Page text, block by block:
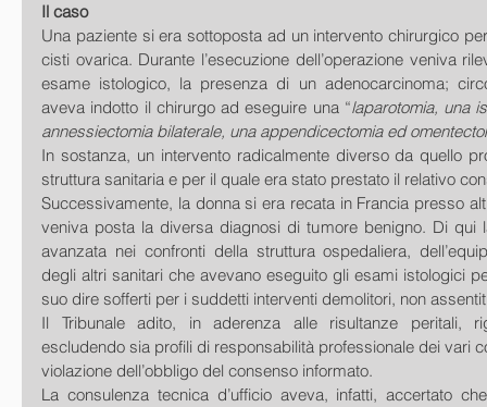
Il caso
Una paziente si era sottoposta ad un intervento chirurgico
cisti ovarica. Durante l’esecuzione dell’operazione veniva
esame istologico, la presenza di un adenocarcinoma;
aveva indotto il chirurgo ad eseguire una “laparotomia, una
annessiectomia bilaterale, una appendicectomia ed
In sostanza, un intervento radicalmente diverso da quello
struttura sanitaria e per il quale era stato prestato il relativo
Successivamente, la donna si era recata in Francia presso
veniva posta la diversa diagnosi di tumore benigno. Di qui
avanzata nei confronti della struttura ospedaliera,
degli altri sanitari che avevano eseguito gli esami istologici
suo dire sofferti per i suddetti interventi demolitori, non
Il Tribunale adito, in aderenza alle risultanze peritali,
escludendo sia profili di responsabilità professionale dei vari
violazione dell’obbligo del consenso informato.
La consulenza tecnica d’ufficio aveva, infatti, accertato